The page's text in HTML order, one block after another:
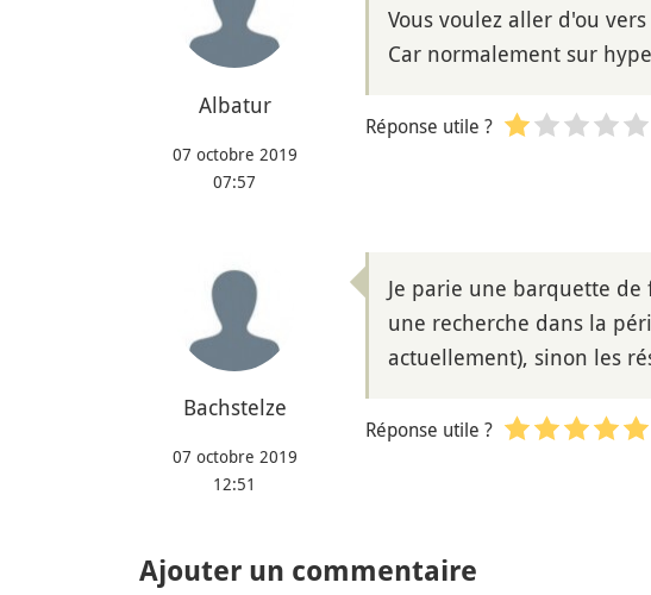
Albatur
07 octobre 2019
07:57
Vous voulez aller d'ou vers
Car normalement sur
Réponse utile ?
Bachstelze
07 octobre 2019
12:51
Je parie une barquette
une recherche dans la
actuellement), sinon les
Réponse utile ?
Ajouter un commentaire